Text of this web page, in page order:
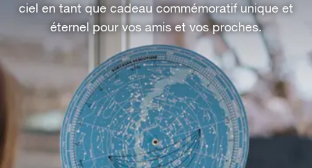
ciel en tant que cadeau commémoratif unique et
éternel pour vos amis et vos proches.